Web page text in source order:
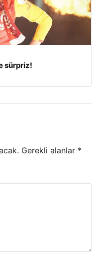
sürpriz!
Gerekli alanlar *